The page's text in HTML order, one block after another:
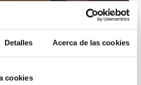
Detalles Acerca de las cookies
cookies
IAU Symposium 355